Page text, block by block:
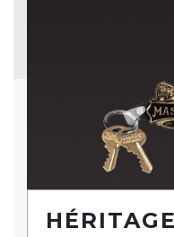
HÉRITAGE